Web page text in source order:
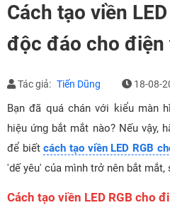
Cách tạo viền
độc đáo cho điện
Tác giả: Tiến Dũng 18-08-
Bạn đã quá chán với kiểu màn
hiệu ứng bắt mắt nào? Nếu vậy,
để biếtcách tạo viền LED RGB
'dế yêu' của mình trở nên bắt
Cách tạo viền LED RGB cho